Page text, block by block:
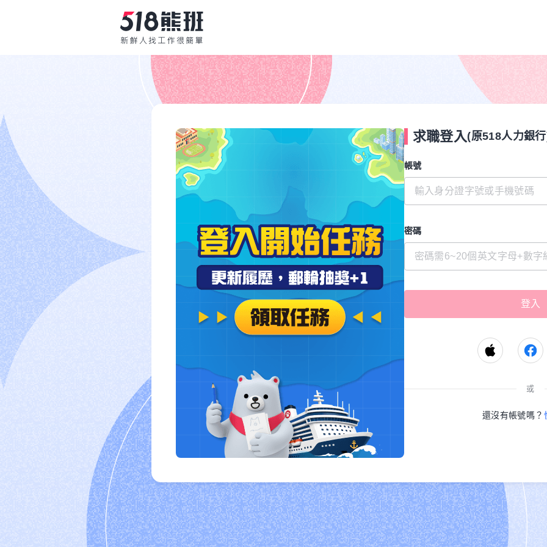
求職登入(原518人力銀
帳號
密碼
或
還沒有帳號嗎？